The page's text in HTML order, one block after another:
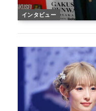
インタビュー